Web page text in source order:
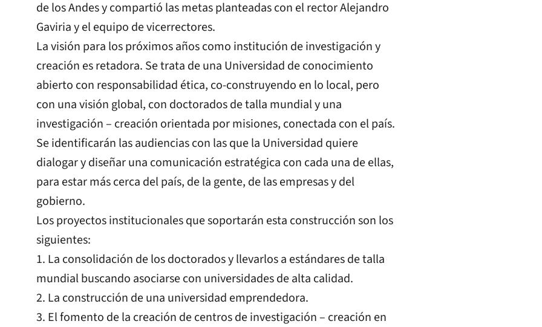
de los Andes y compartió las metas planteadas con el rector Alejandro
Gaviria y el equipo de vicerrectores.
La visión para los próximos años como institución de investigación y
creación es retadora. Se trata de una Universidad de conocimiento
abierto con responsabilidad ética, co-construyendo en lo local, pero
con una visión global, con doctorados de talla mundial y una
investigación – creación orientada por misiones, conectada con el país.
Se identificarán las audiencias con las que la Universidad quiere
dialogar y diseñar una comunicación estratégica con cada una de ellas,
para estar más cerca del país, de la gente, de las empresas y del
gobierno.
Los proyectos institucionales que soportarán esta construcción son los
siguientes:
1. La consolidación de los doctorados y llevarlos a estándares de talla
mundial buscando asociarse con universidades de alta calidad.
2. La construcción de una universidad emprendedora.
3. El fomento de la creación de centros de investigación – creación en